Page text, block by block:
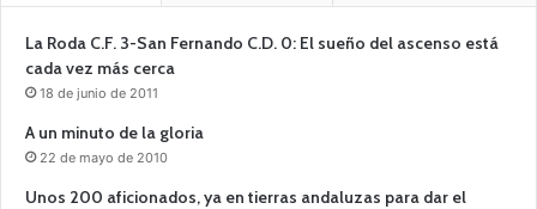
La Roda C.F. 3-San Fernando C.D. 0: El sueño del ascenso está
cada vez más cerca
18 de junio de 2011
A un minuto de la gloria
22 de mayo de 2010
Unos 200 aficionados, ya en tierras andaluzas para dar el